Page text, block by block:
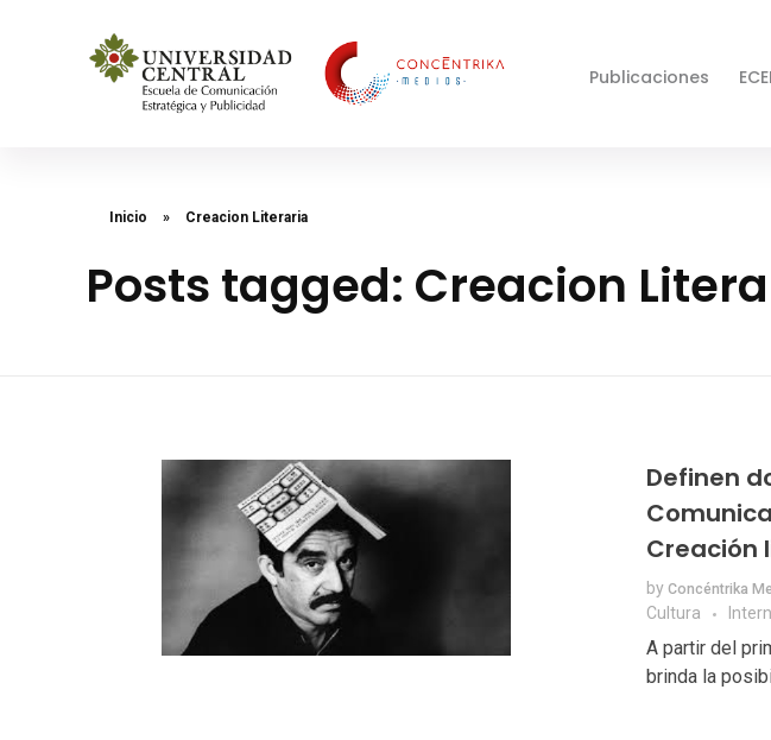
Publicaciones
Inicio » Creacion Literaria
Posts tagged: Creacion
Definen
Creación
by Concéntrika
Cultura
A partir del
brinda la